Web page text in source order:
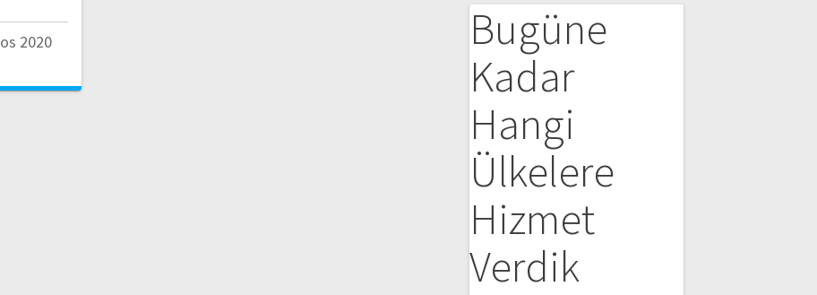
2020
Bugüne
Kadar
Hangi
Ülkelere
Hizmet
Verdik